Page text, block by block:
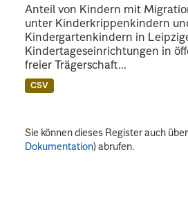
Anteil von Kindern mit
unter Kinderkrippenkindern
Kindergartenkindern in
Kindertageseinrichtungen in
freier Trägerschaft...
CSV
Sie können dieses Register auch
Dokumentation) abrufen.